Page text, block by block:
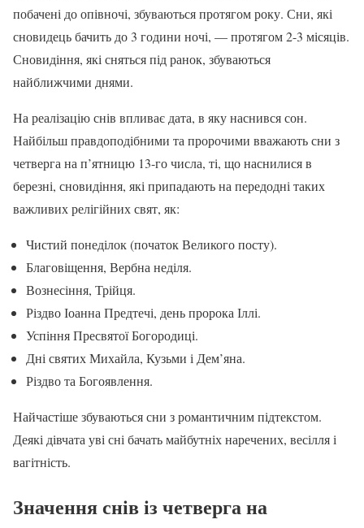
побачені до опівночі, збуваються протягом року. Сни, які
сновидець бачить до 3 години ночі, — протягом 2-3 місяців.
Сновидіння, які сняться під ранок, збуваються
найближчими днями.
На реалізацію снів впливає дата, в яку наснився сон.
Найбільш правдоподібними та пророчими вважають сни з
четверга на п’ятницю 13-го числа, ті, що наснилися в
березні, сновидіння, які припадають на передодні таких
важливих релігійних свят, як:
Чистий понеділок (початок Великого посту).
Благовіщення, Вербна неділя.
Вознесіння, Трійця.
Різдво Іоанна Предтечі, день пророка Іллі.
Успіння Пресвятої Богородиці.
Дні святих Михайла, Кузьми і Дем’яна.
Різдво та Богоявлення.
Найчастіше збуваються сни з романтичним підтекстом.
Деякі дівчата уві сні бачать майбутніх наречених, весілля і
вагітність.
Значення снів із четверга на